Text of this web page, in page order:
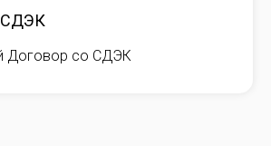
СДЭК
Договор со СДЭК